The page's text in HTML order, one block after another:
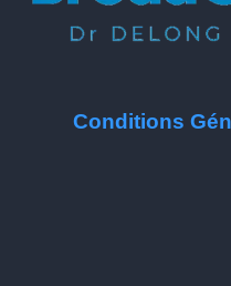
Conditions